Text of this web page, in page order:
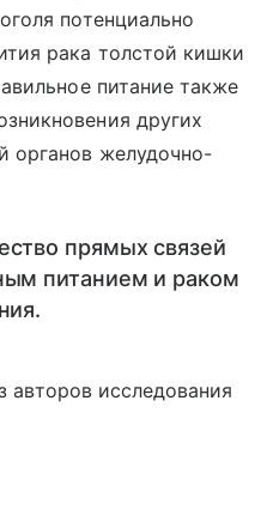
потенциально
рака толстой кишки
питание также
других
органов желудочно-
прямых связей
питанием и раком
авторов исследования